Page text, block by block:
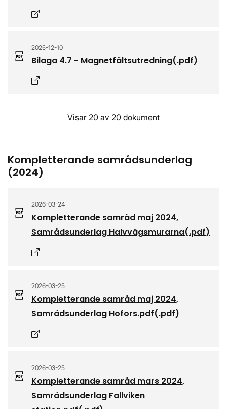
2025-12-10
Bilaga 4.7 - Magnetfältsutredning(.pdf)
Visar 20 av 20 dokument
Kompletterande samrådsunderlag
(2024)
2026-03-24
Kompletterande samråd maj 2024,
Samrådsunderlag Halvvägsmurarna(.pdf)
2026-03-25
Kompletterande samråd maj 2024,
Samrådsunderlag Hofors.pdf(.pdf)
2026-03-25
Kompletterande samråd mars 2024,
Samrådsunderlag Fallviken